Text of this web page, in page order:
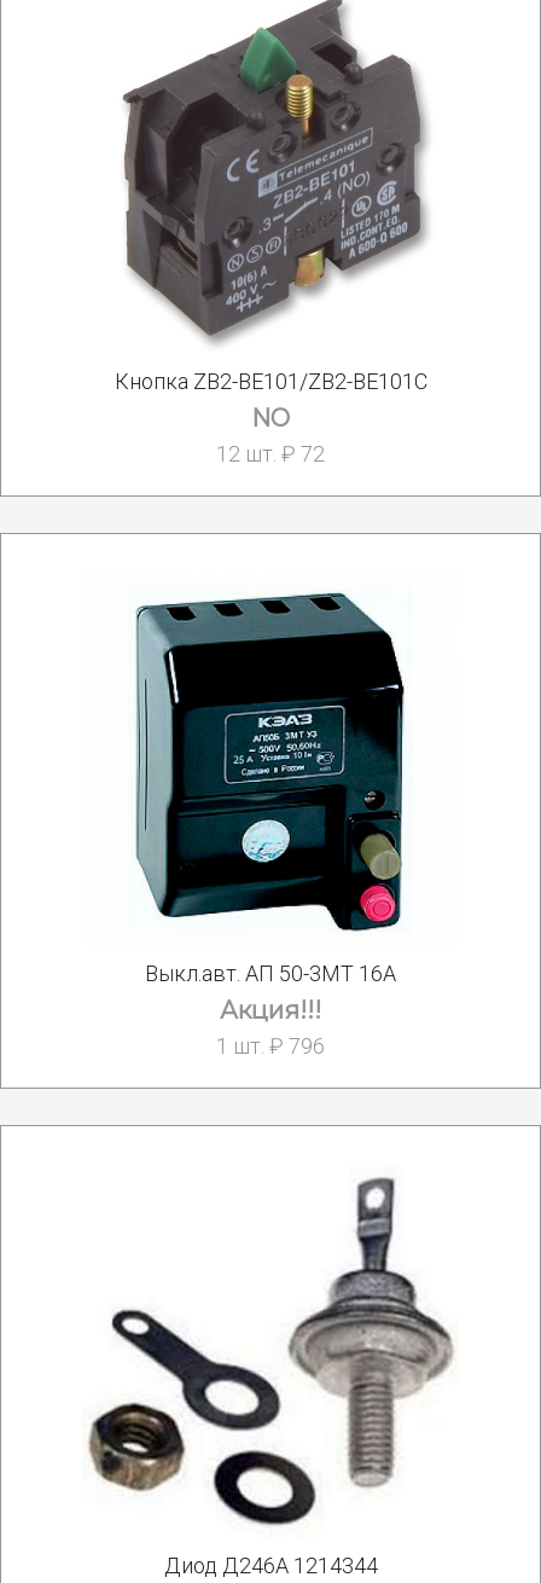
Кнопка ZB2-BE101/ZB2-BE101C
NO
12 шт. ₽ 72
Выкл.авт. АП 50-3МТ 16А
Акция!!!
1 шт. ₽ 796
Диод Д246А 1214344